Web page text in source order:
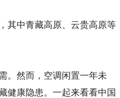
其中青藏高原、云贵高原等
然而，空调闲置一年未
健康隐患。一起来看看中国